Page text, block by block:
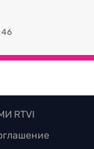
RTVI